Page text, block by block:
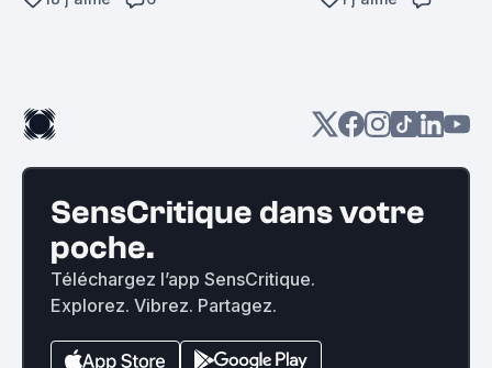
SensCritique dans votre
poche.
Téléchargez l’app SensCritique.
Explorez. Vibrez. Partagez.